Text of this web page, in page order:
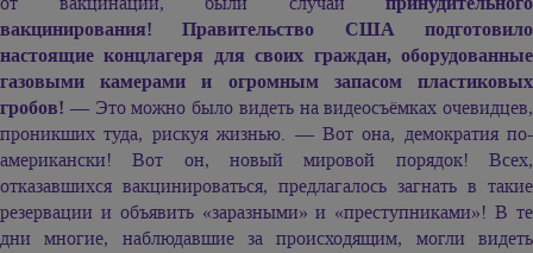
вакцинирования! Правительство США подготовило
настоящие концлагеря для своих граждан, оборудованные
газовыми камерами и огромным запасом пластиковых
гробов! — Это можно было видеть на видеосъёмках очевидцев,
проникших туда, рискуя жизнью. — Вот она, демократия по-
американски! Вот он, новый мировой порядок! Всех,
отказавшихся вакцинироваться, предлагалось загнать в такие
резервации и объявить «заразными» и «преступниками»! В те
дни многие, наблюдавшие за происходящим, могли видеть